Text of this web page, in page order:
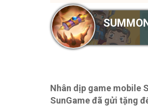
Nhân dịp game mobile
SunGame đã gửi tặng